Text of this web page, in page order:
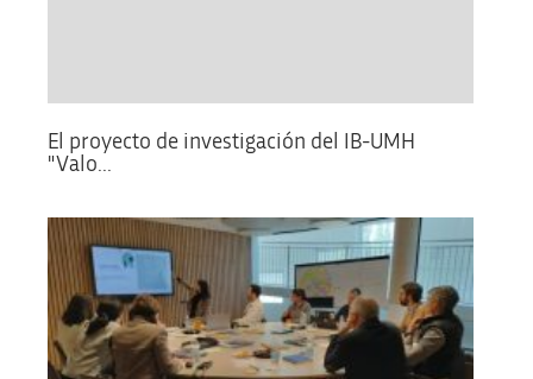
El proyecto de investigación del IB-UMH
"Valo...